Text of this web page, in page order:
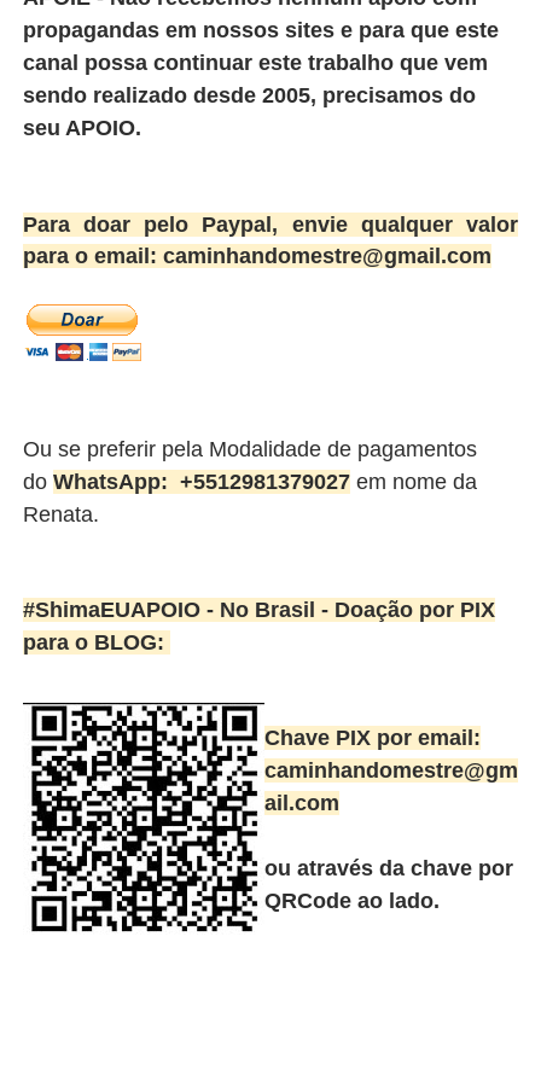
propagandas em nossos sites e para que este
canal possa continuar este trabalho que vem
sendo realizado desde 2005, precisamos do
seu APOIO.
Para doar pelo Paypal, envie qualquer valor
para o email: caminhandomestre@gmail.com
Ou se preferir pela Modalidade de pagamentos
do WhatsApp: +5512981379027em nome da
Renata.
#ShimaEUAPOIO - No Brasil - Doação por PIX
para o BLOG:
Chave PIX por email:
caminhandomestre@gm
ail.com
ou através da chave por
QRCode ao lado.